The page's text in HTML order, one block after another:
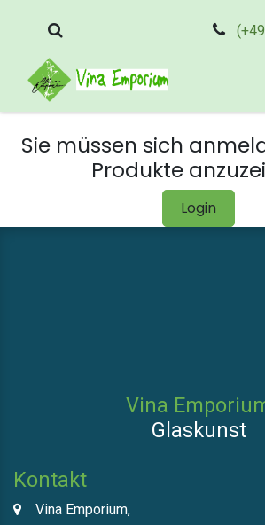
Sie müssen sich
Produkte
Login
Vina
Glaskunst
Kontakt
Vina Emporium,